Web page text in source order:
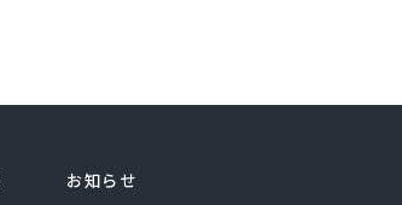
お知らせ